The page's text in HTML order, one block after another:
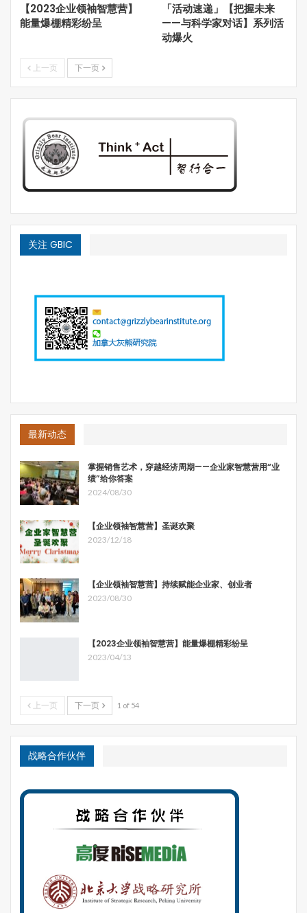
图片来源于网络
按照维基百科的解释：影响力投资也称为社会价值投资、社
会效应投资，是指在投资过程中不仅考察财务收益,也要考
察投资项目的社会和环境影响,包括产品和服务所产生的影
响。
按照我的解读：影响力投资属于投资范畴，赚钱是衡量其是
否成功的重要因素之一。但影响力投资的投资方向需要投向
那些对人类、社会和环境等公共领域产生正向影响的行业和
就投资而言，“资本家”是一个令很多人生厌的词汇，主要原
因就是马克思先生将其描绘成剥削工人阶级的吸血鬼。事实
上，离开了“资本家”的市场便无从谈起自由市场，而消灭了
语词汇里舶来了两个新词“投资机构”和“投资人”，一下子就
显得低调和有情怀多了。
无论如何，“投资”、“投资”、“投资”都是以赚钱为唯一目
坚持认为创业者首先需要的是帮扶和鼓励，而非以“职业投
资人”的居高临下轻易的否认他们，我又时常亲自披挂上
阵，痴心不改，一度就有了这“情怀投资人”的绰号，有的是
影响力投资的出现，我以为这其中包含着对于人类未来的深
刻忧虑。即自上世纪80年代以来新自由主义带来经济繁荣
财富越来越集中在少数或者说极少数的超级巨头手里。全球
气候变暖的威胁以及环境的无休止破坏，科技发展带来的人
类不可预知——或会更幸福、或会更悲惨的未来世界等等，
引起了一些超级巨头以及政府的高度关注，并开始付诸行
动。
“影响力投资”是一个大课题，我以美国乔治城大学贝克社会
影响力与创新中心博士后研究员韩君的一项研究“影响力投
资——十年简史”为蓝本，阐述了从2007年—2017年英国和
“影响力投资”（Impact Investing）一词，是美国洛克菲勒
基金会（Rockefeller Foundation）2007年在意大利第一次
正式提出。
2009年，英国政府出手，设立社会企业投资基金（Social
上第一个社会影响力债券（SIB）。继2010年英国首相卡梅
伦提出 “大社会政策” ，大社会资本（Big Society Capital）
2012年在英国成立。2013年，英国《公共服务（社会价
值）》法案开始实行。2014年，英国出台社会投资税减免
（Social Investment Tax Relief），同时，世界上第一家服
务于慈善机构、社会企业和影响力投资的社会股票交易所
（Social Stock Exchange）在伦敦成立。
【2023企业领袖智慧营】
能量爆棚精彩纷呈
「活动速递」【把握未来
——与科学家对话】系列活
动爆火
上一页 下一页
关注 GBIC
最新动态
掌握销售艺术，穿越经济周期——企业家智慧营用“业
绩”给你答案
2024/08/30
【企业领袖智慧营】圣诞欢聚
2023/12/18
【企业领袖智慧营】持续赋能企业家、创业者
2023/08/30
【2023企业领袖智慧营】能量爆棚精彩纷呈
2023/04/13
上一页 下一页 1 of 54
战略合作伙伴